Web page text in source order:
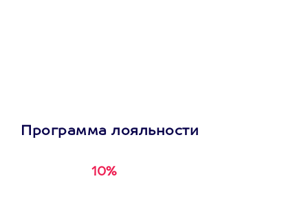
Программа лояльности
10%